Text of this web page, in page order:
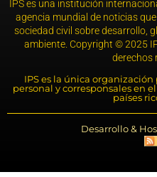
IPS es una institución
agencia mundial de noticias
sociedad civil sobre desarrollo,
ambiente. Copyright © 2025
derechos
IPS es la única
personal y corresponsales en
países
Desarrollo &